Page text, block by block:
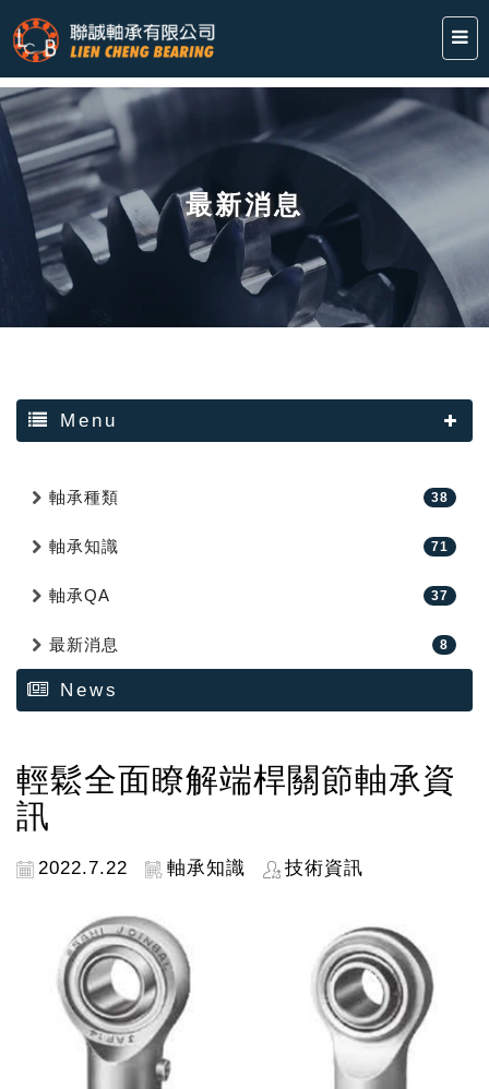
最新消息
Menu
軸承種類 38
軸承知識 71
軸承QA 37
最新消息 8
News
輕鬆全面瞭解端桿關節軸承資
訊
2022.7.22 軸承知識 技術資訊